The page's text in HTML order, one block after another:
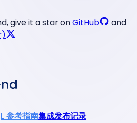
give it a star onGitHub
and
参考指南集成发布记录